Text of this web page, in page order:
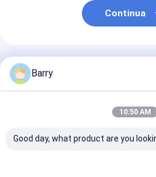
Continua
Prodotti Raccomandati
Barry
10:50 AM
Good day, what product are you